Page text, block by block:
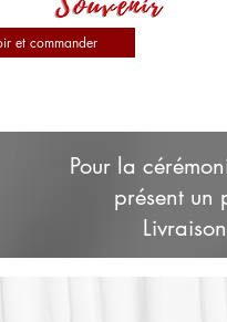
et commander
Pour la
présent un